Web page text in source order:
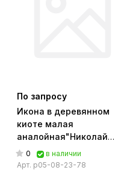
По запросу
Икона в деревянном
киоте малая
аналойная"Николай
Чудотворец" 18*21см.
(печать на холсте)
0
в наличии
Арт. р05-08-23-78